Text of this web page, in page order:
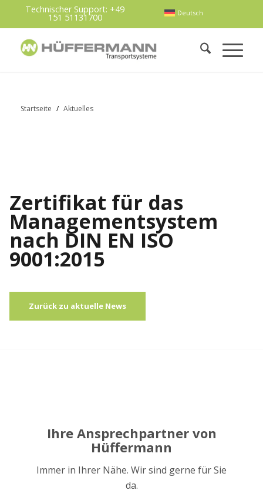
Deutsch
Technischer Support: +49
151 51131700
Startseite / Aktuelles
Zertifikat für das
Managementsystem
nach DIN EN ISO
9001:2015
Zurück zu aktuelle News
Ihre Ansprechpartner von
Hüffermann
Immer in Ihrer Nähe. Wir sind gerne für Sie
da.